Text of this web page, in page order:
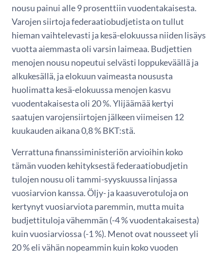
nousu painui alle 9 prosenttiin vuodentakaisesta.
Varojen siirtoja federaatiobudjetista on tullut
hieman vaihtelevasti ja kesä-elokuussa niiden lisäys
vuotta aiemmasta oli varsin laimeaa. Budjettien
menojen nousu nopeutui selvästi loppukeväällä ja
alkukesällä, ja elokuun vaimeasta noususta
huolimatta kesä-elokuussa menojen kasvu
vuodentakaisesta oli 20 %. Ylijäämää kertyi
saatujen varojensiirtojen jälkeen viimeisen 12
kuukauden aikana 0,8 % BKT:stä.
Verrattuna finanssiministeriön arvioihin koko
tämän vuoden kehityksestä federaatiobudjetin
tulojen nousu oli tammi-syyskuussa linjassa
vuosiarvion kanssa. Öljy- ja kaasuverotuloja on
kertynyt vuosiarviota paremmin, mutta muita
budjettituloja vähemmän (-4 % vuodentakaisesta)
kuin vuosiarviossa (-1 %). Menot ovat nousseet yli
20 % eli vähän nopeammin kuin koko vuoden